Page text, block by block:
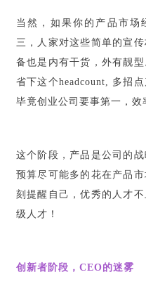
当然，如果你的产品市场
三，人家对这些简单的宣
备也是内有干货，外有靓型
省下这个headcount, 多招点
毕竟创业公司要事第一，效
这个阶段，产品是公司的战
预算尽可能多的花在产品
刻提醒自己，优秀的人才
级人才！
创新者阶段，CEO的迷雾